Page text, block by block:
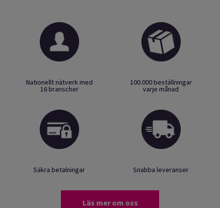
Nationellt nätverk med
16 branscher
100.000 beställningar
varje månad
Säkra betalningar Snabba leveranser
Läs mer om oss